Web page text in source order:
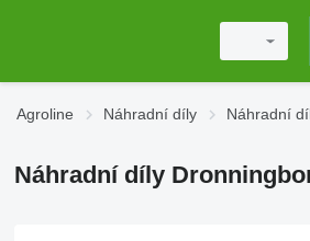
Agroline Náhradní díly Náhradní
Náhradní díly